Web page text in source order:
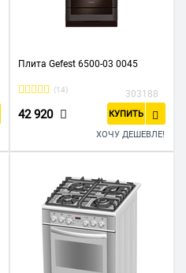
Плита Gefest 6500-03 0045
(14) 303188
42 920 КУПИТЬ
ХОЧУ ДЕШЕВЛЕ!